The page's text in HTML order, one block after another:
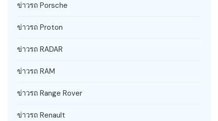
ข่าวรถ Porsche
ข่าวรถ Proton
ข่าวรถ RADAR
ข่าวรถ RAM
ข่าวรถ Range Rover
ข่าวรถ Renault